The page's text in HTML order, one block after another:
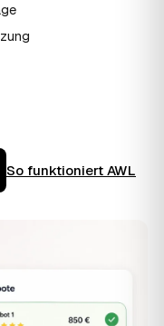
So funktioniert AWL